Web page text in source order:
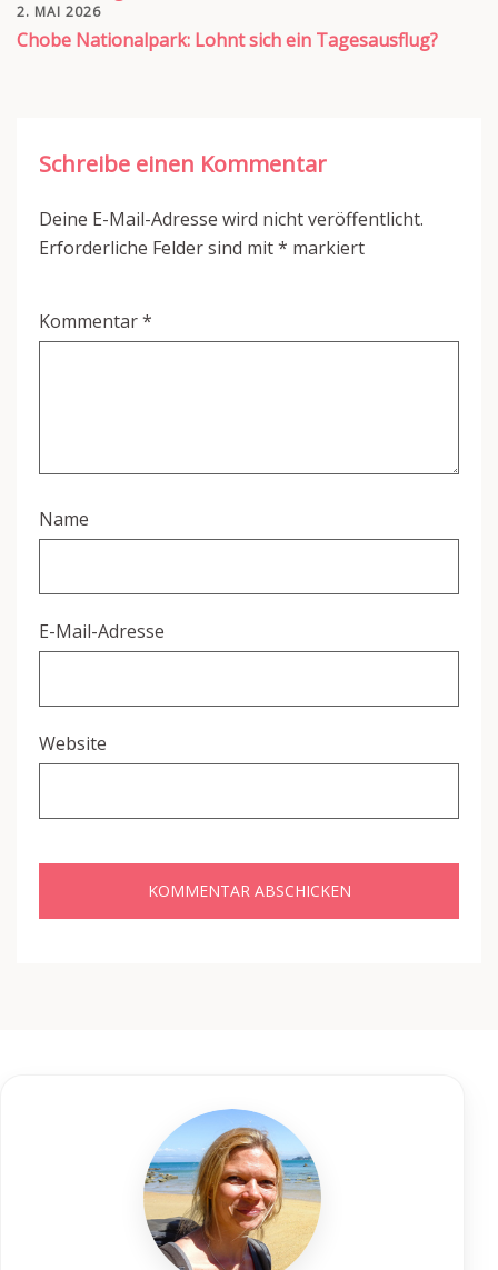
2. MAI 2026
Chobe Nationalpark: Lohnt sich ein Tagesausflug?
Schreibe einen Kommentar
Deine E-Mail-Adresse wird nicht veröffentlicht.
Erforderliche Felder sind mit* markiert
Kommentar*
Name
E-Mail-Adresse
Website